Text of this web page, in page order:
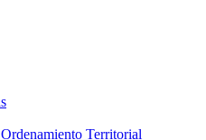
Territorial